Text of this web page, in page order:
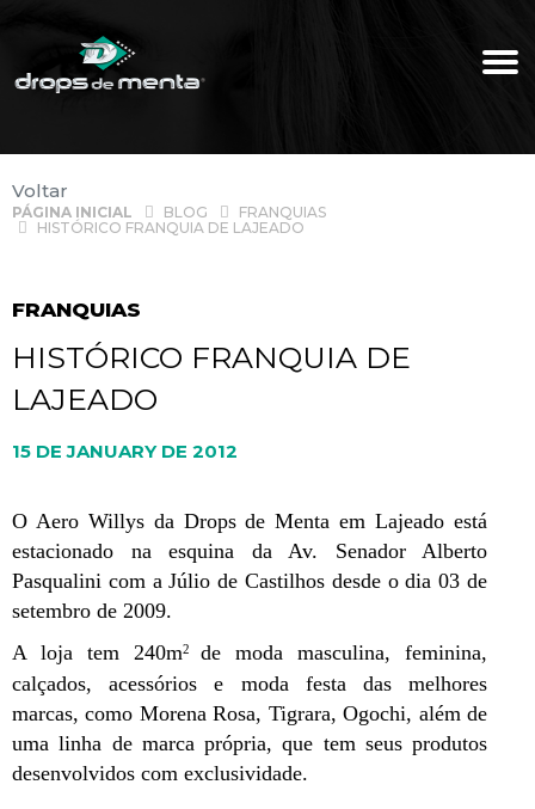
PÁGINA INICIAL BLOG
FRANQUIAS
HISTÓRICO FRANQUIA DE LAJEADO
Voltar
FRANQUIAS
HISTÓRICO FRANQUIA DE
LAJEADO
15 DE JANUARY DE 2012
O Aero Willys da Drops de Menta em Lajeado está
estacionado na esquina da Av. Senador Alberto
Pasqualini com a Júlio de Castilhos desde o dia 03 de
setembro de 2009.
A loja tem 240m2 de moda masculina, feminina,
calçados, acessórios e moda festa das melhores
marcas, como Morena Rosa, Tigrara, Ogochi, além de
uma linha de marca própria, que tem seus produtos
desenvolvidos com exclusividade.